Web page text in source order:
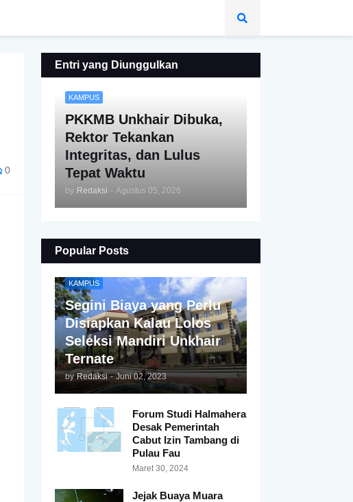
0
Entri yang Diunggulkan
KAMPUS
PKKMB Unkhair Dibuka,
Rektor Tekankan
Integritas, dan Lulus
Tepat Waktu
by Redaksi - Agustus 05, 2026
Popular Posts
KAMPUS
Segini Biaya yang Perlu
Disiapkan Kalau Lolos
Seleksi Mandiri Unkhair
Ternate
by Redaksi - Juni 02, 2023
Forum Studi Halmahera
Desak Pemerintah
Cabut Izin Tambang di
Pulau Fau
Maret 30, 2024
Jejak Buaya Muara